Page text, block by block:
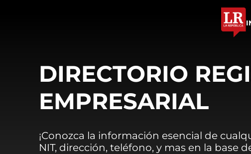
DIRECTORIO
EMPRESARIAL
¡Conozca la información esencial de
NIT, dirección, teléfono, y mas en la base